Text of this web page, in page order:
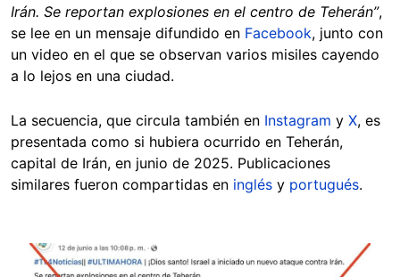
Irán. Se reportan explosiones en el centro de Teherán”,
se lee en un mensaje difundido en Facebook, junto con
un video en el que se observan varios misiles cayendo
a lo lejos en una ciudad.
La secuencia, que circula también en Instagram y X, es
presentada como si hubiera ocurrido en Teherán,
capital de Irán, en junio de 2025. Publicaciones
similares fueron compartidas en inglés y portugués.
Image